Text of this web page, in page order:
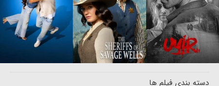
دسته بندی فیلم ها